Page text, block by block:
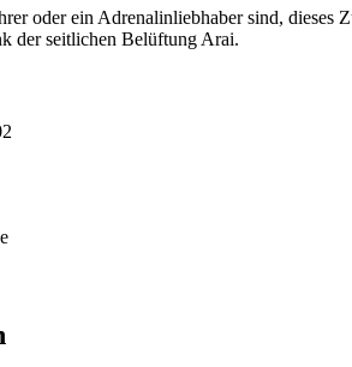
oder ein Adrenalinliebhaber sind,
der seitlichen Belüftung Arai.